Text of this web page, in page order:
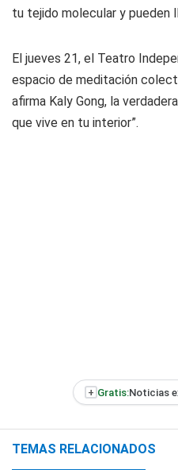
tu tejido molecular y pueden
El jueves 21, el Teatro
espacio de meditación
afirma Kaly Gong, la
que vive en tu interior”.
+ Gratis:Noticias
TEMAS RELACIONADOS